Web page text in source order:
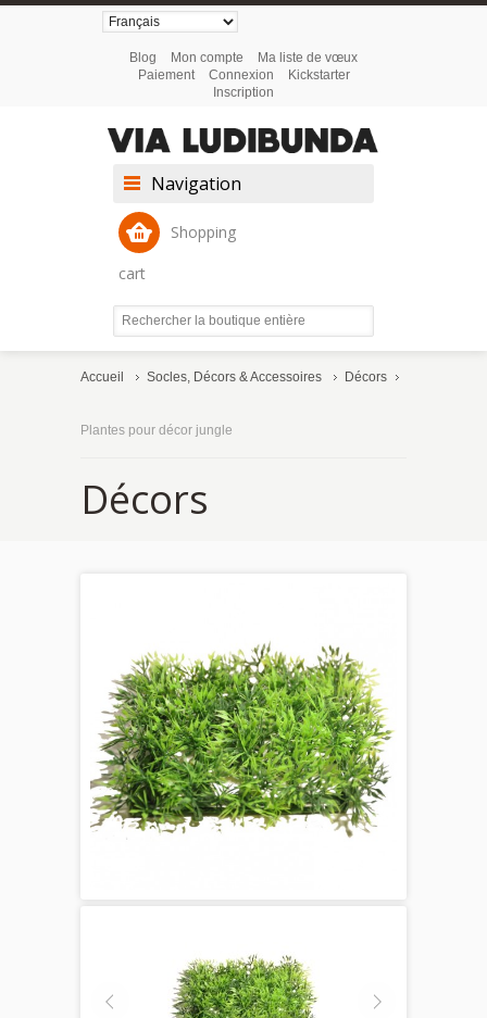
Blog Mon compte
Ma liste de vœux
Paiement
Connexion
Kickstarter
Inscription
Navigation
Shopping
cart
Accueil Socles, Décors & Accessoires Décors
Plantes pour décor jungle
Décors